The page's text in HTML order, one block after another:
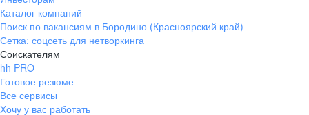
Каталог компаний
Поиск по вакансиям в Бородино (Красноярский край)
Сетка: соцсеть для нетворкинга
Соискателям
hh PRO
Готовое резюме
Все сервисы
Хочу у вас работать